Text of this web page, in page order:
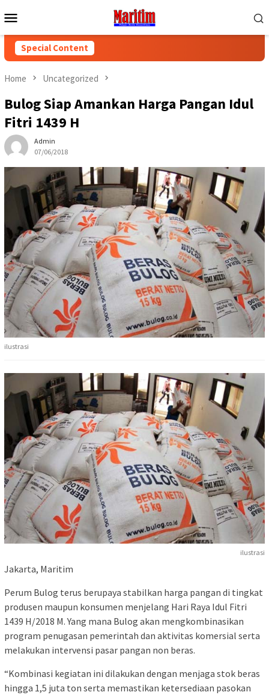
to
Menu
Special Content
Home Uncategorized
Bulog Siap Amankan Harga Pangan Idul
Fitri 1439 H
Admin
07/06/2018
ilustrasi
ilustrasi
Jakarta, Maritim
Perum Bulog terus berupaya stabilkan harga pangan di tingkat
produsen maupun konsumen menjelang Hari Raya Idul Fitri
1439 H/2018 M. Yang mana Bulog akan mengkombinasikan
program penugasan pemerintah dan aktivitas komersial serta
melakukan intervensi pasar pangan non beras.
“Kombinasi kegiatan ini dilakukan dengan menjaga stok beras
hingga 1,5 juta ton serta memastikan ketersediaan pasokan